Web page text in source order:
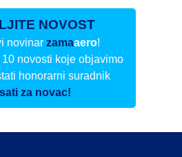
NOVOST
novinar zamaaero!
novosti koje objavimo
honorarni suradnik
za novac!